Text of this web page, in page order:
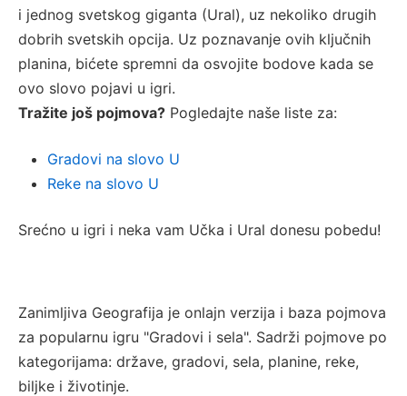
i jednog svetskog giganta (Ural), uz nekoliko drugih
dobrih svetskih opcija. Uz poznavanje ovih ključnih
planina, bićete spremni da osvojite bodove kada se
ovo slovo pojavi u igri.
Tražite još pojmova? Pogledajte naše liste za:
Gradovi na slovo U
Reke na slovo U
Srećno u igri i neka vam Učka i Ural donesu pobedu!
Zanimljiva Geografija je onlajn verzija i baza pojmova
za popularnu igru "Gradovi i sela". Sadrži pojmove po
kategorijama: države, gradovi, sela, planine, reke,
biljke i životinje.